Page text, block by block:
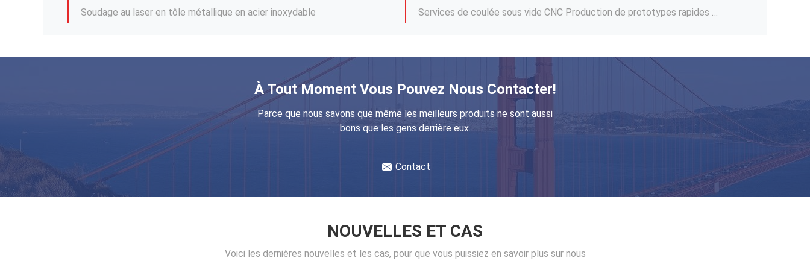
Fabrication de tôles de tôles de tôles de tôles de tôles
Services de coulée sous vide ABS Service de moulage en silicone sur mesure
Services de coulée sous vide de plastiques flexibles
Services de courbure de tôles de tôle CNC en acier inoxydable
Produit de fabrication de pièces détachées
Fabrication de tôles sur mesure Soudage de petites pièces métalliques Service sans couture
Services de pliage industriel de tôles de métal
ODM soudage au laser de tôle industrie du service des métaux pièces métalliques sur mesure
À Tout Moment Vous Pouvez Nous Contacter!
Parce que nous savons que même les meilleurs produits ne sont aussi
bons que les gens derrière eux.
Contact
NOUVELLES ET CAS
Voici les dernières nouvelles et les cas, pour que vous puissiez en savoir plus sur nous